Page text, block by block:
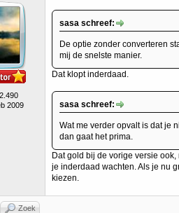
2009
sasa schreef:
De optie zonder converteren
mij de snelste manier.
Dat klopt inderdaad.
sasa schreef:
Wat me verder opvalt is dat je
dan gaat het prima.
Dat gold bij de vorige versie
je inderdaad wachten. Als je nu
kiezen.
Zoek